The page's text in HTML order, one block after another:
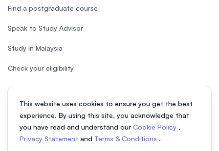
This website uses cookies to ensure you get the best
experience. By using this site, you acknowledge that
you have read and understand our Cookie Policy ,
Privacy Statement and Terms & Conditions .
Find a postgraduate course
Speak to Study Advisor
Study in Malaysia
Check your eligibility
© 2026 EasyUni Sdn Bhd, company registration number 200801016907
(818200-P). All rights reserved.
Indonesian